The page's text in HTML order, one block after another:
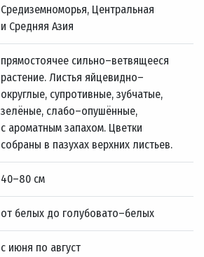
Средиземноморья, Центральная
и Средняя Азия
прямостоячее сильно–ветвящееся
растение. Листья яйцевидно–
округлые, супротивные, зубчатые,
зелёные, слабо–опушённые,
с ароматным запахом. Цветки
собраны в пазухах верхних листьев.
40–80 см
от белых до голубовато–белых
с июня по август